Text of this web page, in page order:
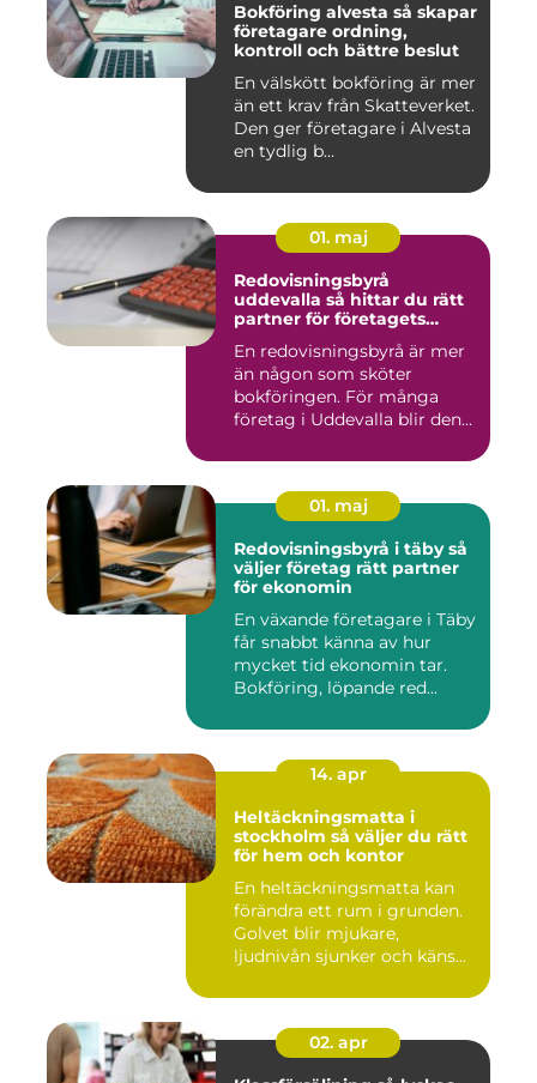
Bokföring alvesta så skapar
företagare ordning,
kontroll och bättre beslut
En välskött bokföring är mer
än ett krav från Skatteverket.
Den ger företagare i Alvesta
en tydlig b...
01. maj
Redovisningsbyrå
uddevalla så hittar du rätt
partner för företagets
En redovisningsbyrå är mer
än någon som sköter
bokföringen. För många
företag i Uddevalla blir den
01. maj
Redovisningsbyrå i täby så
väljer företag rätt partner
för ekonomin
En växande företagare i Täby
får snabbt känna av hur
mycket tid ekonomin tar.
Bokföring, löpande red...
14. apr
Heltäckningsmatta i
stockholm så väljer du rätt
för hem och kontor
En heltäckningsmatta kan
förändra ett rum i grunden.
Golvet blir mjukare,
ljudnivån sjunker och käns...
02. apr